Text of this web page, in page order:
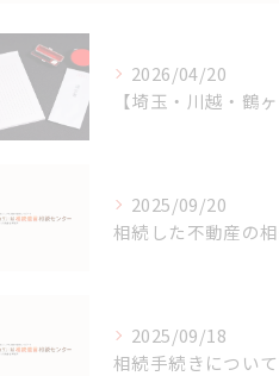
2026/04/20
2025/09/20
2025/09/18